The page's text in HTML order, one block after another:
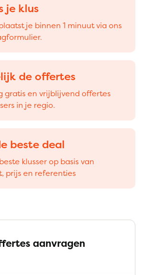
je klus
je binnen 1 minuut via ons
de offertes
gratis en vrijblijvend offertes
in je regio.
beste deal
klusser op basis van
prijs en referenties
aanvragen